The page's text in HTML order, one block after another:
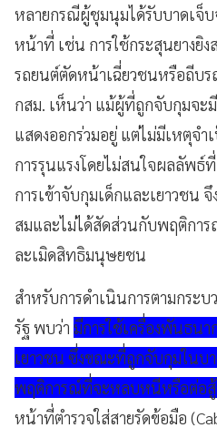
หลายกรณีผู้ชุมนุมได้รับบาดเจ็บ
หน้าที่ เช่น การใช้กระสุนยางยิ
รถยนต์ตัดหน้าเฉี่ยวชนหรือถีบร
กสม. เห็นว่า แม้ผู้ที่ถูกจับกุมจะมี
แสดงออกร่วมอยู่ แต่ไม่มีเหตุจ
การรุนแรงโดยไม่สนใจผลลัพธ์
การเข้าจับกุมเด็กและเยาวชน
สมและไม่ได้สัดส่วนกับพฤติกา
ละเมิดสิทธิมนุษยชน
สำหรับการดำเนินการตามกระ
รัฐ พบว่า มีการใช้เครื่องพันธนา
เยาวชน ซึ่งขณะที่ถูกจับกุมในบ
พฤติการณ์ที่จะหลบหนีหรือต่อสู้
หน้าที่ตำรวจใส่สายรัดข้อมือ